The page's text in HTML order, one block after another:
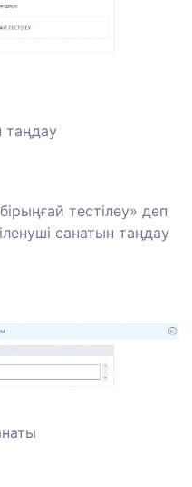
таңдау
тестілеу» деп
санатын таңдау